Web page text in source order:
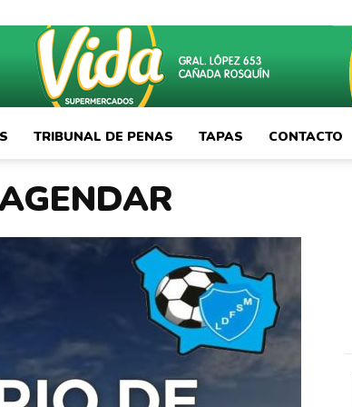
TRIBUNAL DE PENAS TAPAS CONTACTO